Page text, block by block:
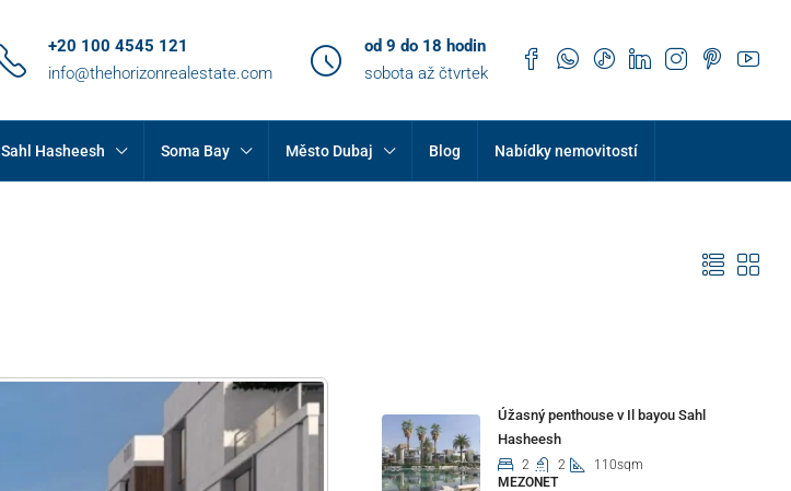
+20 100 4545 121
info@thehorizonrealestate.com
od 9 do 18 hodin
sobota až čtvrtek
Sahl Hasheesh Soma Bay Město Dubaj Blog Nabídky nemovitostí
Úžasný penthouse v Il bayou Sahl
Hasheesh
2 2
110sqm
MEZONET